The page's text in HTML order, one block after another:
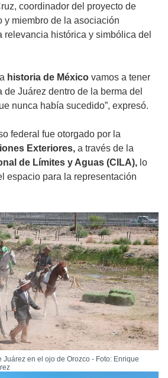
coordinador del proyecto de
y miembro de la asociación
relevancia histórica y simbólica del
historia de México vamos a tener
de Juárez dentro de la berma del
nunca había sucedido”, expresó.
federal fue otorgado por la
Exteriores, a través de la
de Límites y Aguas (CILA), lo
espacio para la representación
Juárez en el ojo de Orozco - Foto: Enrique